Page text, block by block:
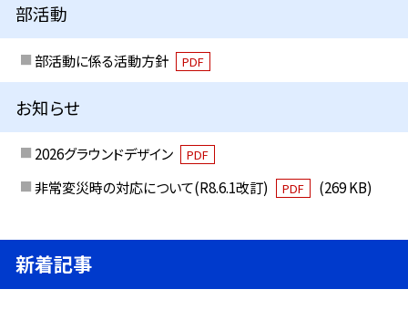
部活動
部活動に係る活動方針 PDF
お知らせ
2026グラウンドデザイン PDF
非常変災時の対応について(R8.6.1改訂) PDF (269 KB)
新着記事